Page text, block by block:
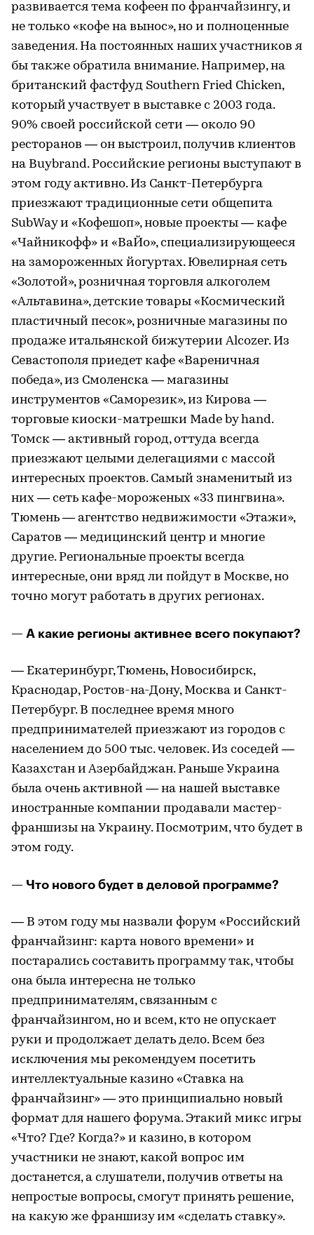
развивается тема кофеен по франчайзингу, и
не только «кофе на вынос», но и полноценные
заведения. На постоянных наших участников я
бы также обратила внимание. Например, на
британский фастфуд Southern Fried Chicken,
который участвует в выставке с 2003 года.
90% своей российской сети — около 90
ресторанов — он выстроил, получив клиентов
на Buybrand. Российские регионы выступают в
этом году активно. Из Санкт-Петербурга
приезжают традиционные сети общепита
SubWay и «Кофешоп», новые проекты — кафе
«Чайникофф» и «ВаЙо», специализирующееся
на замороженных йогуртах. Ювелирная сеть
«Золотой», розничная торговля алкоголем
«Альтавина», детские товары «Космический
пластичный песок», розничные магазины по
продаже итальянской бижутерии Alcozer. Из
Севастополя приедет кафе «Вареничная
победа», из Смоленска — магазины
инструментов «Саморезик», из Кирова —
торговые киоски-матрешки Made by hand.
Томск — активный город, оттуда всегда
приезжают целыми делегациями с массой
интересных проектов. Самый знаменитый из
них — сеть кафе-мороженых «33 пингвина».
Тюмень — агентство недвижимости «Этажи»,
Саратов — медицинский центр и многие
другие. Региональные проекты всегда
интересные, они вряд ли пойдут в Москве, но
точно могут работать в других регионах.
— А какие регионы активнее всего покупают?
— Екатеринбург, Тюмень, Новосибирск,
Краснодар, Ростов-на-Дону, Москва и Санкт-
Петербург. В последнее время много
предпринимателей приезжают из городов с
населением до 500 тыс. человек. Из соседей —
Казахстан и Азербайджан. Раньше Украина
была очень активной — на нашей выставке
иностранные компании продавали мастер-
франшизы на Украину. Посмотрим, что будет в
этом году.
— Что нового будет в деловой программе?
— В этом году мы назвали форум «Российский
франчайзинг: карта нового времени» и
постарались составить программу так, чтобы
она была интересна не только
предпринимателям, связанным с
франчайзингом, но и всем, кто не опускает
руки и продолжает делать дело. Всем без
исключения мы рекомендуем посетить
интеллектуальные казино «Ставка на
франчайзинг» — это принципиально новый
формат для нашего форума. Этакий микс игры
«Что? Где? Когда?» и казино, в котором
участники не знают, какой вопрос им
достанется, а слушатели, получив ответы на
непростые вопросы, смогут принять решение,
на какую же франшизу им «сделать ставку».